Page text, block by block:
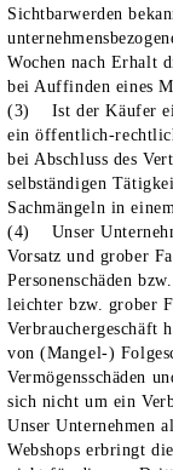
Sichtbarwerden
Wochen nach Erhalt
bei Auffinden eines
(3) Ist der Käufer
ein öffentlich-
bei Abschluss des
selbständigen
Sachmängeln in
(4) Unser
Vorsatz und grober
Personenschäden
leichter bzw. grober
Verbrauchergeschäft
von (Mangel-)
Vermögensschäden
sich nicht um ein
Unser Unternehmen
Webshops erbringt